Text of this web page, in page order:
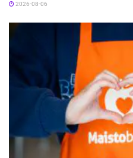
2026-08-06